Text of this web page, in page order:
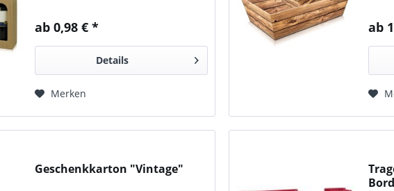
Weinflasche 1 x 0,75 l / 1,0 l, 38 cm...
ab 0,98 € *
Details
Merken
ab
Geschenkkarton "Vintage"